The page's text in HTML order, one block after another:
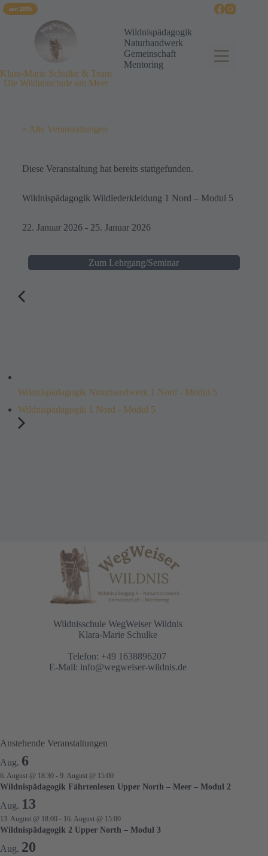
seit 2005
Klara-Marie Schulke & Team
Die Wildnisschule am Meer
Wildnispädagogik
Naturhandwerk
Gemeinschaft
Mentoring
« Alle Veranstaltungen
Diese Veranstaltung hat bereits stattgefunden.
Wildnispädagogik Wildlederkleidung 1 Nord – Modul 5
22. Januar 2026 - 25. Januar 2026
Zum Lehrgang/Seminar
Wildnispädagogik Naturhandwerk 1 Nord - Modul 5
Wildnispädagogik 1 Nord - Modul 5
Wildnisschule WegWeiser Wildnis
Klara-Marie Schulke
Telefon: +49 1638896207
E-Mail: info@wegweiser-wildnis.de
Anstehende Veranstaltungen
Aug. 6
6. August @ 18:30 - 9. August @ 15:00
Wildnispädagogik Fährtenlesen Upper North – Meer – Modul 2
Aug. 13
13. August @ 18:00 - 16. August @ 15:00
Wildnispädagogik 2 Upper North – Modul 3
Aug. 20